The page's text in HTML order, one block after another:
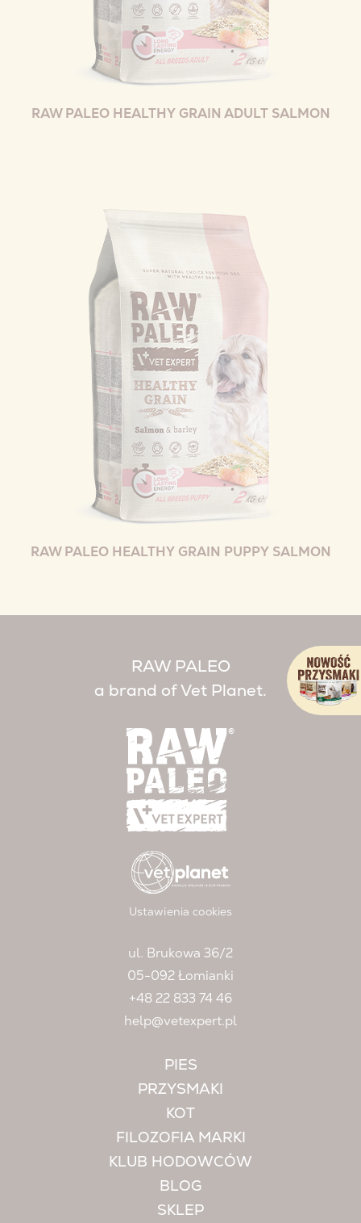
RAW PALEO HEALTHY GRAIN ADULT SALMON
RAW PALEO HEALTHY GRAIN PUPPY SALMON
RAW PALEO
a brand of Vet Planet.
Ustawienia cookies
ul. Brukowa 36/2
05-092 Łomianki
+48 22 833 74 46
help@vetexpert.pl
PIES
PRZYSMAKI
KOT
FILOZOFIA MARKI
KLUB HODOWCÓW
BLOG
SKLEP